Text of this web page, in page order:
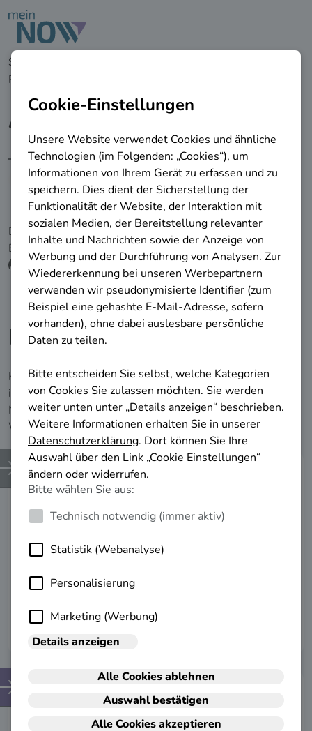
zu den Hauptinhalten springen
Startseite
Perspektiven
Ausbildungssteiger/in
Berufliche Einsatzmöglichkeit
Die folgenden Informationen werden von der
Bundesagentur für Arbeit bereitgestellt.
Berufliche Impulse erhalten!
Hier finden Sie relevante Informationen, die Ihnen helfen,
in Ihrer aktuellen beruflichen Situation voranzukommen.
Nutzen Sie diese Erkenntnisse, um Ihre berufliche
Weiterentwicklung erfolgreich zu planen.
Weiterbildungs­
möglichkeiten
Lernen Sie Ihre Weiterbildungsmöglichkeiten
kennen.